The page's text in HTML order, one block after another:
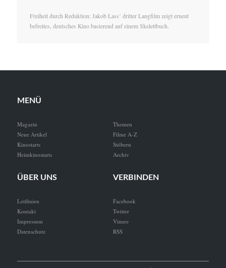
Freiheit durch Reduktion: Jakob Lass’ dritter Langfilm zeigt erneut
befreites, deutsches Kino basierend auf einem Skelettbuch.
MENÜ
Magazin
Neue Artikel
Kinostarts
Heimkinostarts
Themen
Filme A-Z
Stöbern
Archiv
ÜBER UNS
Leitlinien
Kontakt
Impressum
Datenschutz
VERBINDEN
Facebook
Twitter
Vimeo
RSS